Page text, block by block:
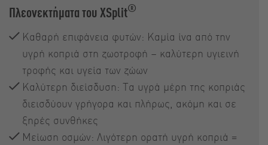
Πλεονεκτήματα του XSplit®
Καθαρή επιφάνεια φυτών: Καμία ίνα από την
υγρή κοπριά στη ζωοτροφή – καλύτερη υγιεινή
τροφής και υγεία των ζώων
Καλύτερη διείσδυση: Τα υγρά μέρη της κοπριάς
διεισδύουν γρήγορα και πλήρως, ακόμη και σε
ξηρές συνθήκες
Μείωση οσμών: Λιγότερη ορατή υγρή κοπριά =